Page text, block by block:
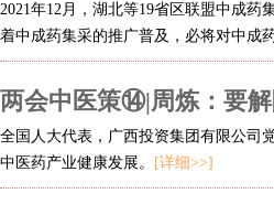
2021年12月，湖北等19省区联盟中成
着中成药集采的推广普及，必将对中成
两会中医策⑭|周炼：要
全国人大代表，广西投资集团有限公司
中医药产业健康发展。
[详细>>]